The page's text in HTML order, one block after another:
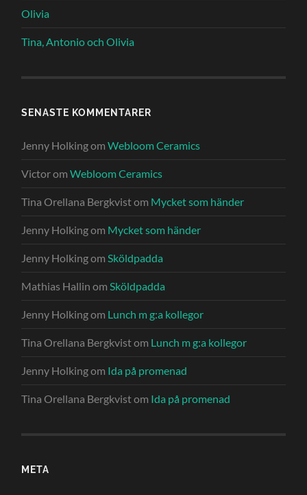
Olivia
Tina, Antonio och Olivia
SENASTE KOMMENTARER
Jenny HolkingomWebloom Ceramics
VictoromWebloom Ceramics
Tina Orellana Bergkvistom Mycket som händer
Jenny Holkingom Mycket som händer
Jenny HolkingomSköldpadda
Mathias Hallin omSköldpadda
Jenny Holkingom Lunch m g:a kollegor
Tina Orellana Bergkvistom Lunch m g:a kollegor
Jenny Holkingom Ida på promenad
Tina Orellana Bergkvistom Ida på promenad
META